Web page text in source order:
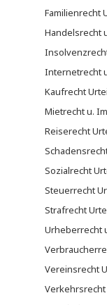
Familienrecht
Handelsrecht
Internetrecht
Kaufrecht
Mietrecht u.
Reiserecht
Sozialrecht
Steuerrecht
Strafrecht
Urheberrecht
Vereinsrecht